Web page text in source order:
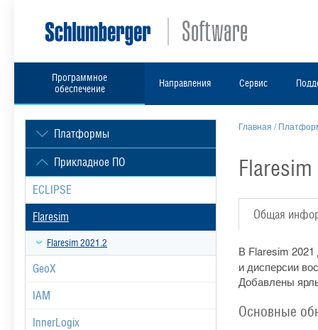
Программное
обеспечение
Направления Сервис
Платформы
Прикладное ПО
ECLIPSE
Flaresim
Flaresim 2021.2
GeoX
IAM
InnerLogix
Главная /
Общая
В Flaresim
и дисперсии
Добавлены
Основные